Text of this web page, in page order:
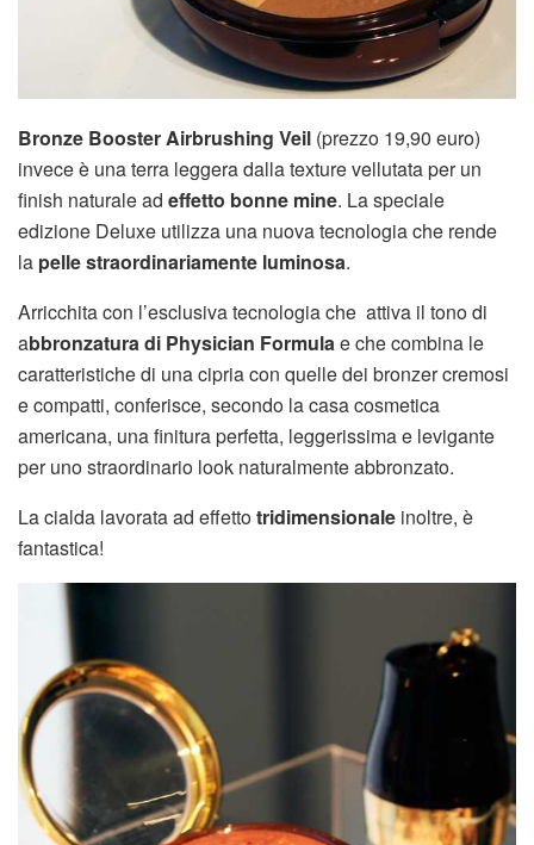
Bronze Booster Airbrushing Veil (prezzo 19,90 euro)
invece è una terra leggera dalla texture vellutata per un
finish naturale ad effetto bonne mine. La speciale
edizione Deluxe utilizza una nuova tecnologia che rende
la pelle straordinariamente luminosa.
Arricchita con l’esclusiva tecnologia che attiva il tono di
abbronzatura di Physician Formulae che combina le
caratteristiche di una cipria con quelle dei bronzer cremosi
e compatti, conferisce, secondo la casa cosmetica
americana, una finitura perfetta, leggerissima e levigante
per uno straordinario look naturalmente abbronzato.
La cialda lavorata ad effettotridimensionale inoltre, è
fantastica!